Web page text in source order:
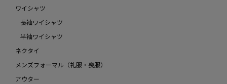
ワイシャツ
長袖ワイシャツ
半袖ワイシャツ
ネクタイ
メンズフォーマル（礼服・喪服）
アウター